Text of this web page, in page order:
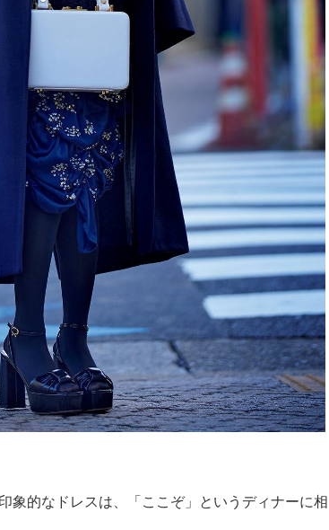
象的なドレスは、「ここぞ」というディナーに相